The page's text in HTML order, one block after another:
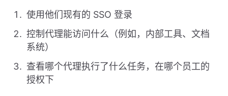
使用他们现有的 SSO 登录
控制代理能访问什么（例如，内部工具、文档
系统）
查看哪个代理执行了什么任务，在哪个员工的
授权下